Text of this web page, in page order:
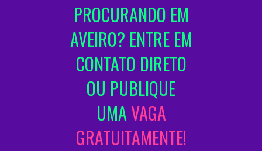
PROCURANDO EM
AVEIRO? ENTRE EM
CONTATO DIRETO
OU PUBLIQUE
UMAVAGA
GRATUITAMENTE!